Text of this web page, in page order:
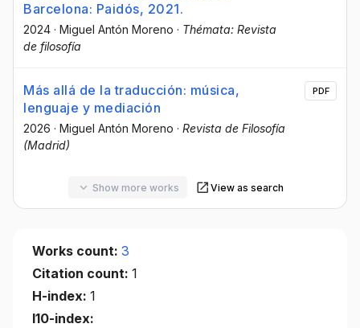
Barcelona: Paidós, 2021.
2024 · Miguel Antón Moreno · Thémata: Revista
de filosofía
Más allá de la traducción: música,
lenguaje y mediación
2026 · Miguel Antón Moreno · Revista de Filosofía
(Madrid)
PDF
Show more works View as search
Works count: 3
Citation count: 1
H-index: 1
I10-index: